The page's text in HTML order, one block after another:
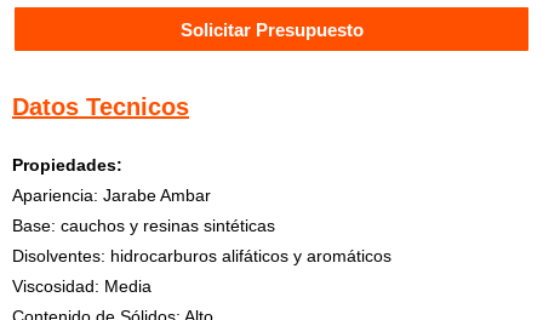
Solicitar Presupuesto
Datos Tecnicos
Propiedades:
Apariencia: Jarabe Ambar
Base: cauchos y resinas sintéticas
Disolventes: hidrocarburos alifáticos y aromáticos
Viscosidad: Media